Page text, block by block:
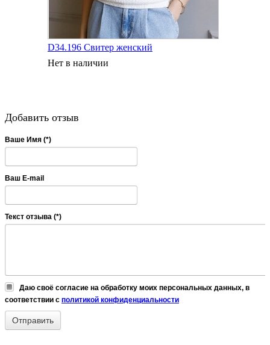
D34.196 Свитер женский
Нет в наличии
Добавить отзыв
Ваше Имя (*)
Ваш E-mail
Текст отзыва (*)
Даю своё согласие на обработку моих персональных данных, в
соответствии с политикой конфиденциальности